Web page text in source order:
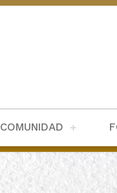
COMUNIDAD